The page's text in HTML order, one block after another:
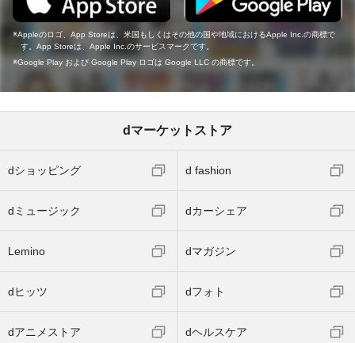
Appleのロゴ、App Storeは、米国もしくはその他の国や地域におけるApple Inc.の商標で
す。App Storeは、Apple Inc.のサービスマークです。
Google Play および Google Play ロゴは Google LLC の商標です。
dマーケットストア
dショッピング d fashion
dミュージック dカーシェア
Lemino dマガジン
dヒッツ dフォト
dアニメストア dヘルスケア